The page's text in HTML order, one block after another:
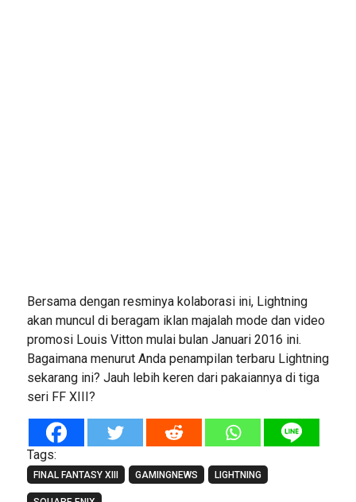
Bersama dengan resminya kolaborasi ini, Lightning
akan muncul di beragam iklan majalah mode dan video
promosi Louis Vitton mulai bulan Januari 2016 ini.
Bagaimana menurut Anda penampilan terbaru Lightning
sekarang ini? Jauh lebih keren dari pakaiannya di tiga
seri FF XIII?
Tags:
FINAL FANTASY XIII GAMINGNEWS LIGHTNING